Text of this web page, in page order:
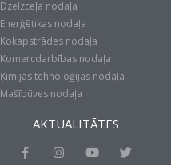
Dzelzceļa nodaļa
Enerģētikas nodaļa
Kokapstrādes nodaļa
Komercdarbības nodaļa
Ķīmijas tehnoloģijas nodaļa
Mašībūves nodaļa
AKTUALITĀTES
F
I Y T